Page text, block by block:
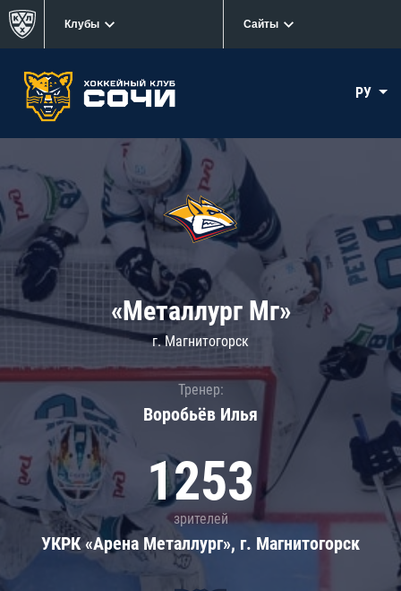
Клубы Сайты
РУ
«Металлург Мг»
г. Магнитогорск
Тренер:
Воробьёв Илья
1253
зрителей
УКРК «Арена Металлург», г. Магнитогорск